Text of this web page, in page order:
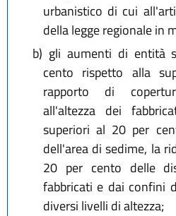
urbanistico di cui
della legge regionale in
b) gli aumenti di entità
cento rispetto alla
rapporto di
all'altezza dei
superiori al 20 per
dell'area di sedime, la
20 per cento delle
fabbricati e dai confini
diversi livelli di altezza;